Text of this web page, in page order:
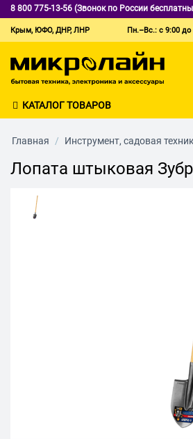
8 800 775-13-56 (Звонок по России
Крым, ЮФО, ДНР, ЛНР Пн.–Вс.: с 9:00 до
КАТАЛОГ ТОВАРОВ
Главная / Инструмент, садовая
Лопата штыковая